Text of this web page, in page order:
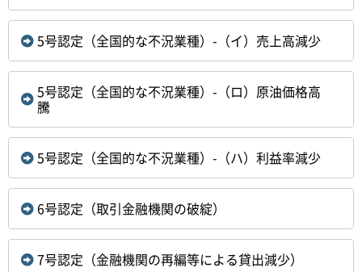
5号認定（全国的な不況業種）-（イ）売上高減少
5号認定（全国的な不況業種）-（ロ）原油価格高
騰
5号認定（全国的な不況業種）-（ハ）利益率減少
6号認定（取引金融機関の破綻）
7号認定（金融機関の再編等による貸出減少）